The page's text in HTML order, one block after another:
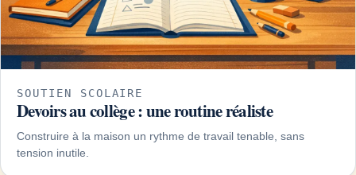
SOUTIEN SCOLAIRE
Devoirs au collège : une routine réaliste
Construire à la maison un rythme de travail tenable, sans
tension inutile.